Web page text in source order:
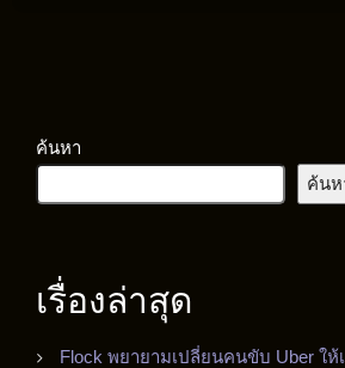
ค้นหา
ค้นห
เรื่องล่าสุด
Flock พยายามเปลี่ยนคนขับ Uber ใ